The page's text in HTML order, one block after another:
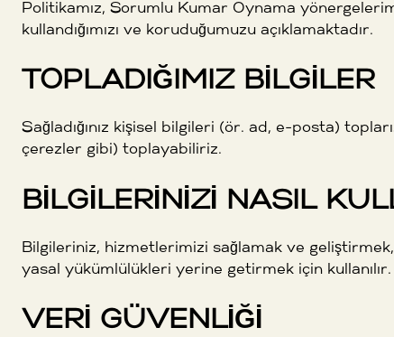
Politikamız, Sorumlu Kumar Oynama
kullandığımızı ve koruduğumuzu açıklamaktadır.
TOPLADIĞIMIZ BILGILER
Sağladığınız kişisel bilgileri (ör. ad, e-posta)
çerezler gibi) toplayabiliriz.
BILGILERINIZI NASIL
Bilgileriniz, hizmetlerimizi sağlamak ve
yasal yükümlülükleri yerine getirmek için kullanılır.
VERI GÜVENLIĞI